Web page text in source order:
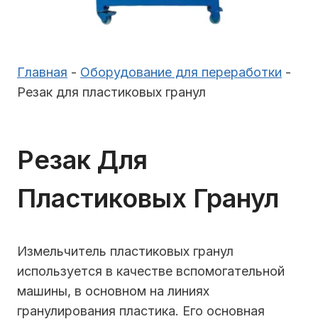
Главная - Оборудование для переработки -
Резак для пластиковых гранул
Резак Для
Пластиковых Гранул
Измельчитель пластиковых гранул
используется в качестве вспомогательной
машины, в основном на линиях
гранулирования пластика. Его основная